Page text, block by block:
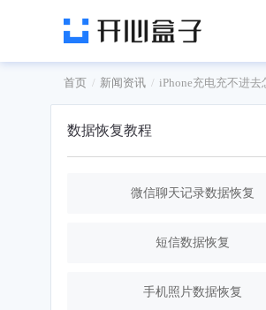
首页 新闻资讯 iPhone充电充不进
数据恢复教程
微信聊天记录数据恢复
短信数据恢复
手机照片数据恢复